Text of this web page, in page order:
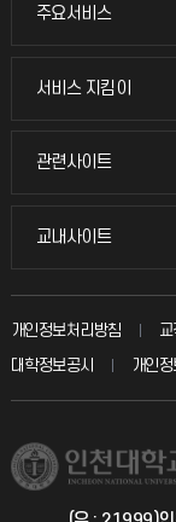
주요서비스
주요서비스
교무회의방송
입학안내
취업정보(학생)
서비스 지킴이
서비스 지킴이
묻고 답하기
칭찬마당
학생서비스 지킴이
관련사이트
관련사이트
국방헬프콜
총동문회
교내사이트
교내사이트
교수회
교육혁신본부
국제지원과
개인정보처리방침 교
대학정보공시
개인